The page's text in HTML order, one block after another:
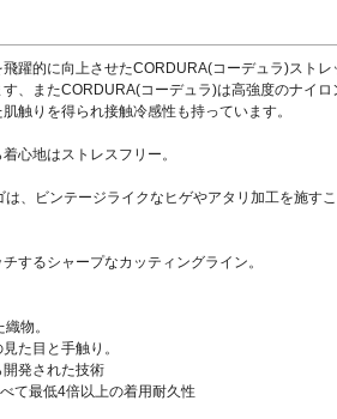
躍的に向上させたCORDURA(コーデュラ)ストレ
、またCORDURA(コーデュラ)は高強度のナイ
触りを得られ接触冷感性も持っています。
心地はストレスフリー。
、ビンテージライクなヒゲやアタリ加工を施す
するシャープなカッティングライン。
物。
た目と手触り。
発された技術
て最低4倍以上の着用耐久性